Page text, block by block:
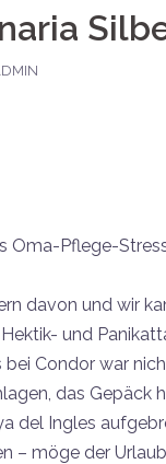
Pflege-
davon und wir
und
Condor war
das Gepäck
del Ingles
– möge der